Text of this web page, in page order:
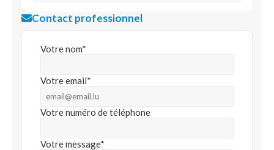
Contact professionnel
Votre nom*
Votre email*
Votre numéro de téléphone
Votre message*